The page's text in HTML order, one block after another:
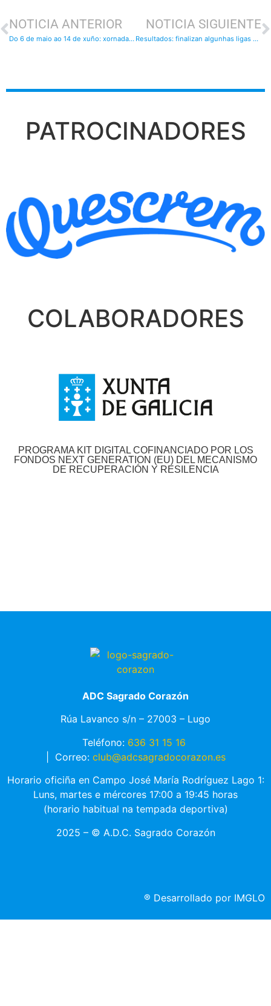
NOTICIA ANTERIOR
Do 6 de maio ao 14 de xuño: xornadas de libre acceso no club
NOTICIA SIGUIENTE
Resultados: finalizan algunhas ligas e outras afrontarán a súa derradeira xornada
PATROCINADORES
COLABORADORES
PROGRAMA KIT DIGITAL COFINANCIADO POR LOS
FONDOS NEXT GENERATION (EU) DEL MECANISMO
DE RECUPERACIÓN Y RESILENCIA
ADC Sagrado Corazón
Rúa Lavanco s/n – 27003 – Lugo
Teléfono: 636 31 15 16
Correo: club@adcsagradocorazon.es
Horario oficiña en Campo José María Rodríguez Lago 1:
Luns, martes e mércores 17:00 a 19:45 horas
(horario habitual na tempada deportiva)
2025 – © A.D.C. Sagrado Corazón
® Desarrollado por IMGLO